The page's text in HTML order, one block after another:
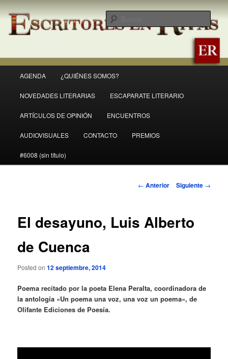
Ir
al
contenido
principal
Revista Escritores en Rivas
principal
AGENDA ¿QUIÉNES SOMOS?
NOVEDADES LITERARIAS ESCAPARATE LITERARIO
ARTÍCULOS DE OPINIÓN ENCUENTROS
AUDIOVISUALES CONTACTO PREMIOS
#6008 (sin título)
Navegación
← Anterior Siguiente →
El desayuno, Luis Alberto
de Cuenca
Posted on12 septiembre, 2014
Poema recitado por la poeta Elena Peralta, coordinadora de
la antología «Un poema una voz, una voz un poema», de
Olifante Ediciones de Poesía.